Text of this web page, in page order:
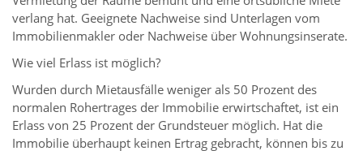
verlang hat. Geeignete Nachweise sind Unterlagen vom
Immobilienmakler oder Nachweise über Wohnungsinserate.
Wie viel Erlass ist möglich?
Wurden durch Mietausfälle weniger als 50 Prozent des
normalen Rohertrages der Immobilie erwirtschaftet, ist ein
Erlass von 25 Prozent der Grundsteuer möglich. Hat die
Immobilie überhaupt keinen Ertrag gebracht, können bis zu